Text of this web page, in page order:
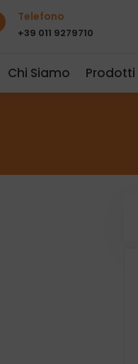
Telefono
+39 011 9279710
Chi Siamo Prodotti